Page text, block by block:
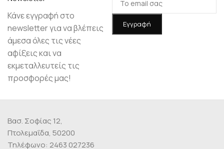
Κάνε εγγραφή στο
newsletter για να βλέπεις
άμεσα όλες τις νέες
αφίξεις και να
εκμεταλλευτείς τις
προσφορές μας!
Βασ. Σοφίας 12,
Πτολεμαΐδα, 50200
Τηλέφωνο: 2463 027236